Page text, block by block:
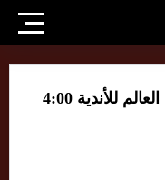
للأندية 4:00